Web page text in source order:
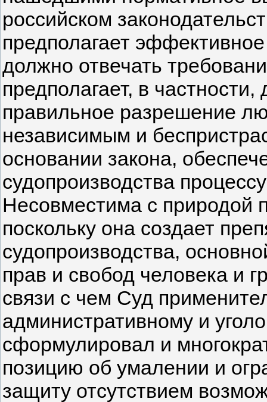
российском
предполагает
должно отвечать
предполагает, в
правильное разрешение
независимым и
основании закона,
судопроизводства
Несовместима с природой
поскольку она создает
судопроизводства,
прав и свобод человека и
связи с чем Суд
административному и
сформулировал и
позицию об умалении и
защиту отсутствием